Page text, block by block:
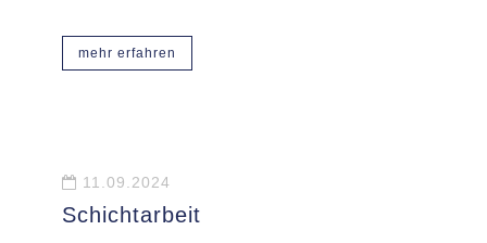
mehr erfahren
11.09.2024
Schichtarbeit